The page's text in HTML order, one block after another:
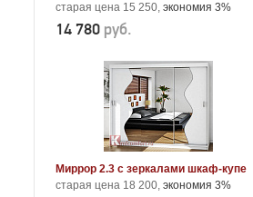
старая цена 15 250, экономия 3%
14 780 руб.
Миррор 2.3 с зеркалами шкаф-купе
старая цена 18 200, экономия 3%